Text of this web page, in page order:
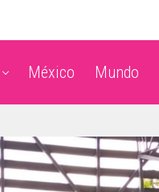
México Mundo